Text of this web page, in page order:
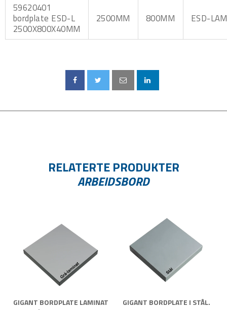
59620401
bordplate ESD-L
2500X800X40MM
2500MM 800MM ESD-
RELATERTE PRODUKTER
ARBEIDSBORD
GIGANT BORDPLATE LAMINAT
GIGANT BORDPLATE I STÅL.